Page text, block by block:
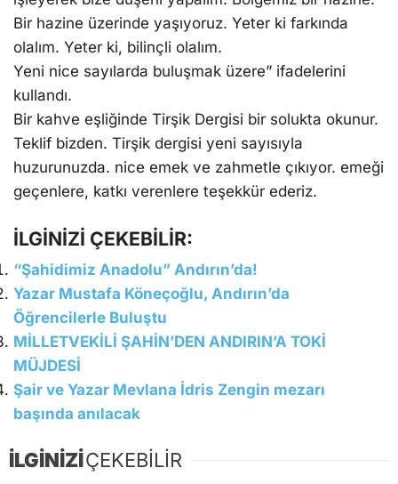
Bir hazine üzerinde yaşıyoruz. Yeter ki farkında
olalım. Yeter ki, bilinçli olalım.
Yeni nice sayılarda buluşmak üzere” ifadelerini
kullandı.
Bir kahve eşliğinde Tirşik Dergisi bir solukta okunur.
Teklif bizden. Tirşik dergisi yeni sayısıyla
huzurunuzda. nice emek ve zahmetle çıkıyor. emeği
geçenlere, katkı verenlere teşekkür ederiz.
İLGİNİZİ ÇEKEBİLİR:
“Şahidimiz Anadolu” Andırın’da!
Yazar Mustafa Köneçoğlu, Andırın’da
Öğrencilerle Buluştu
MİLLETVEKİLİ ŞAHİN’DEN ANDIRIN’A TOKİ
MÜJDESİ
Şair ve Yazar Mevlana İdris Zengin mezarı
başında anılacak
İLGİNİZİÇEKEBİLİR